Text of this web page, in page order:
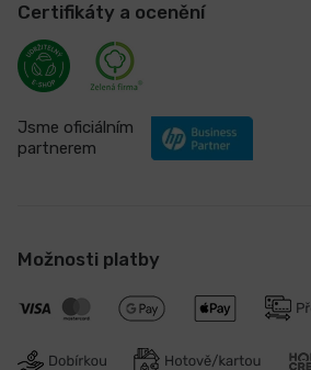
Certifikáty a ocenění
Jsme oficiálním
partnerem
Možnosti platby